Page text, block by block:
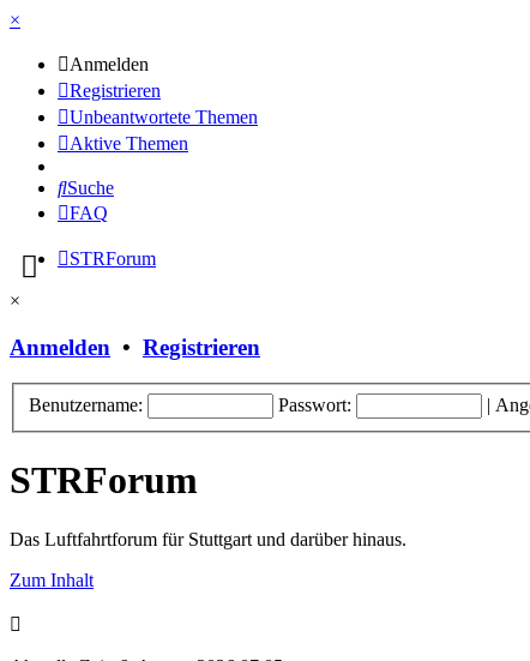
×
Anmelden
Registrieren
Unbeantwortete Themen
Aktive Themen
Suche
FAQ
STRForum
×
Anmelden • Registrieren
Benutzername: Passwort: |
STRForum
Das Luftfahrtforum für Stuttgart und darüber hinaus.
Zum Inhalt